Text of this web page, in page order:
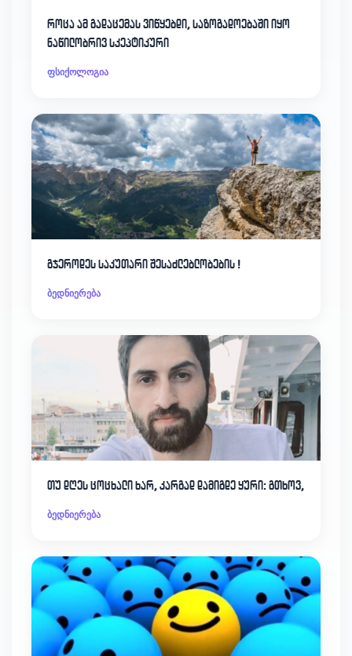
როცა ამ გადაცემას ვიწყებდი, საზოგადოებაში იყო
ნაწილობრივ სკეპტიკური
ფსიქოლოგია
გჯეროდეს საკუთარი შესაძლებლობების !
ბედნიერება
თუ დღეს ცოცხალი ხარ, კარგად დამიგდე ყური: გთხოვ,
ბედნიერება